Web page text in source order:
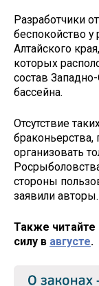
Разработчики
беспокойство
Алтайского
которых
состав
бассейна.
Отсутствие
браконьерства,
организовать
стороны
заявили авторы.
Также читайте
силу в августе.